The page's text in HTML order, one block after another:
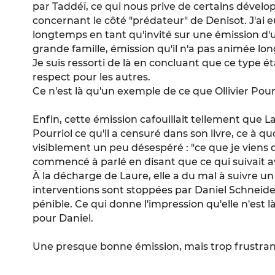
par Taddéï, ce qui nous prive de certains
concernant le côté "prédateur" de Denisot. J'ai
longtemps en tant qu'invité sur une émission
grande famille, émission qu'il n'a pas animée
Je suis ressorti de là en concluant que ce type
respect pour les autres.
Ce n'est là qu'un exemple de ce que Ollivier
Enfin, cette émission cafouillait tellement que
Pourriol ce qu'il a censuré dans son livre, ce à
visiblement un peu désespéré : "ce que je viens
commencé à parlé en disant que ce qui suivait
À la décharge de Laure, elle a du mal à suivre
interventions sont stoppées par Daniel
pénible. Ce qui donne l'impression qu'elle n'est
pour Daniel.
Une presque bonne émission, mais trop